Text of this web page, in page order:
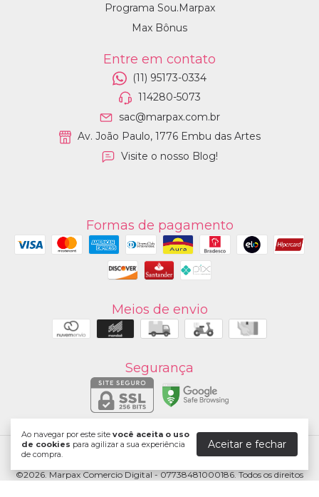
Ao navegar por este site você aceita o uso
de cookies para agilizar a sua experiência
de compra.
Aceitar e fechar
Programa Sou.Marpax
Max Bônus
Entre em contato
(11) 95173-0334
114280-5073
sac@marpax.com.br
Av. João Paulo, 1776 Embu das Artes
Visite o nosso Blog!
Formas de pagamento
Meios de envio
Segurança
©2026. Marpax Comercio Digital - 07738481000186. Todos os direitos